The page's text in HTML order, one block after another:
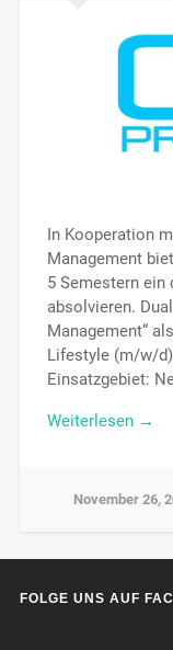
In Kooperation
Management
5 Semestern ein
absolvieren.
Management“
Lifestyle (m/w/d)
Einsatzgebiet:
Weiterlesen →
November 26,
FOLGE UNS AUF